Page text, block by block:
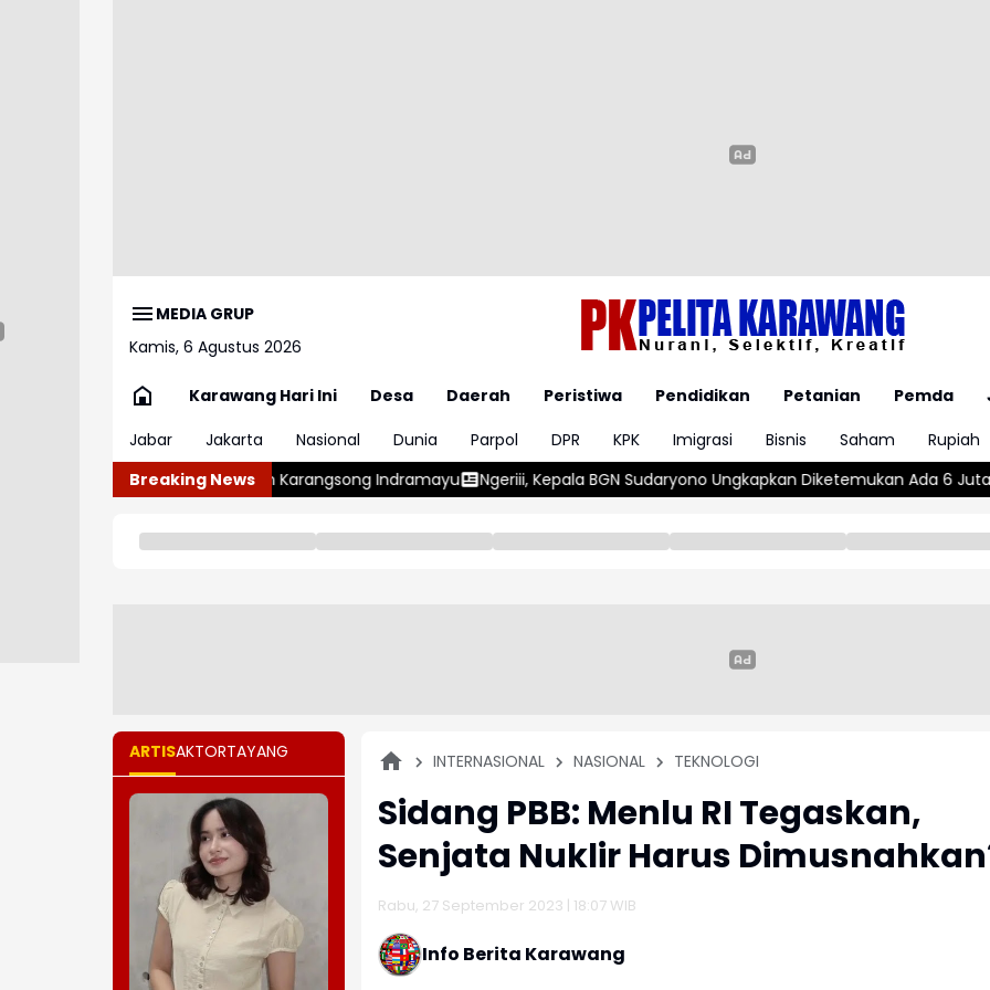
MEDIA GRUP
Kamis, 6 Agustus 2026
Karawang Hari Ini Desa Daerah Peristiwa Pendidikan Petanian Pemda
Jabar
Jakarta Nasional Dunia Parpol DPR KPK Imigrasi Bisnis Saham
Rupiah
Breaking News
Karangsong Indramayu Ngeriii, Kepala BGN Sudaryono Ungkapkan Diketemukan Ada 6 Juta Data Ganda Siswa
ARTISAKTORTAYANG INTERNASIONAL NASIONAL TEKNOLOGI
Sidang PBB: Menlu RI Tegaskan,
Senjata Nuklir Harus
Rabu, 27 September 2023 | 18:07 WIB
Info Berita Karawang